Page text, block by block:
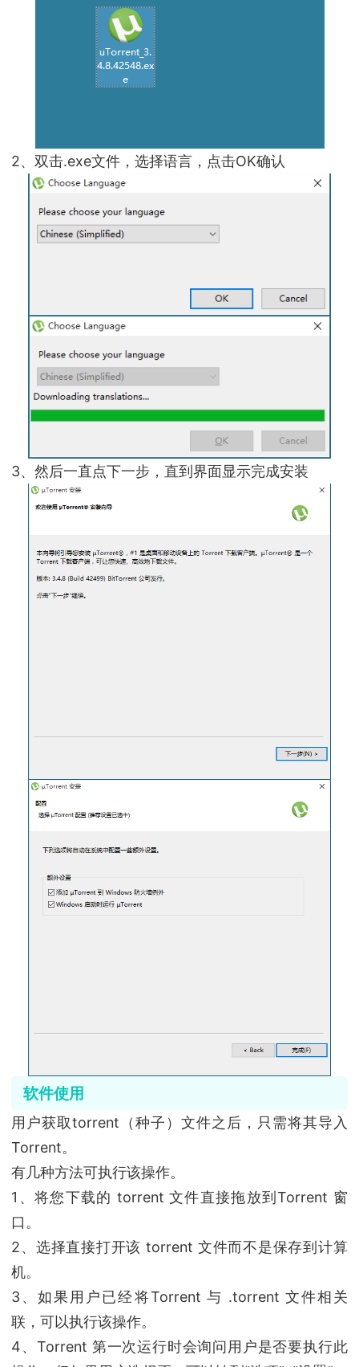
2、双击.exe文件，选择语言，点击OK确认
3、然后一直点下一步，直到界面显示完成安装
软件使用
用户获取torrent（种子）文件之后，只需将其导入
Torrent。
有几种方法可执行该操作。
1、将您下载的 torrent 文件直接拖放到Torrent 窗
口。
2、选择直接打开该 torrent 文件而不是保存到计算
机。
3、如果用户已经将Torrent 与 .torrent 文件相关
联，可以执行该操作。
4、Torrent 第一次运行时会询问用户是否要执行此